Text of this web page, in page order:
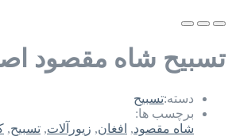
تسبیح شاه مقصود
دسته:تسبیح
برچسب ها:
شاه مقصود, افغان, زیورآلات, تسبیح,